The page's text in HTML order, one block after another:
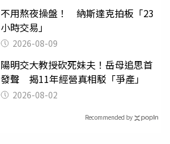
不用熬夜操盤！ 納斯達克拍板「23
小時交易」
2026-08-09
陽明交大教授砍死妹夫！岳母追思首
發聲 揭11年經營真相駁「爭產」
2026-08-02
Recommended by